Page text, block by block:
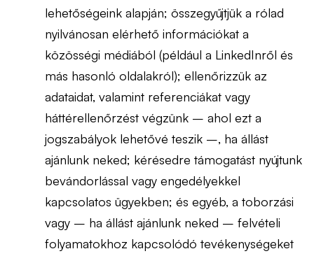
lehetőségeink alapján; összegyűjtjük a rólad
nyilvánosan elérhető információkat a
közösségi médiából (például a LinkedInről és
más hasonló oldalakról); ellenőrizzük az
adataidat, valamint referenciákat vagy
háttérellenőrzést végzünk – ahol ezt a
jogszabályok lehetővé teszik –, ha állást
ajánlunk neked; kérésedre támogatást nyújtunk
bevándorlással vagy engedélyekkel
kapcsolatos ügyekben; és egyéb, a toborzási
vagy – ha állást ajánlunk neked – felvételi
folyamatokhoz kapcsolódó tevékenységeket